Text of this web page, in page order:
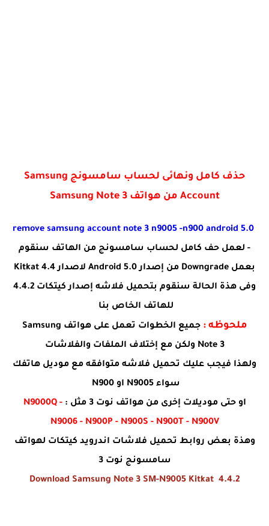
حذف كامل ونهائى لحساب سامسونج Samsung
Account من هواتف Samsung Note 3
- لعمل حف كامل لحساب سامسونج من الهاتف سنقوم
بعمل Downgrade من إصدار Android 5.0 لاصدار Kitkat 4.4
وفى هذة الحالة سنقوم بتحميل فلاشه إصدار كيتكات 4.4.2
للهاتف الخاص بنا
ملحوظه :
جميع الخطوات تعمل على هواتف Samsung
Note 3 ولكن مع إختلاف الملفات والفلاشات
ولهذا فيجب عليك تحميل فلاشه متوافقه مع موديل هاتفك
سواء N9005 او N900
او حتى موديلات إخرى من هواتف نوت 3 مثل :
N9000Q -
N9006 - N900P - N900S - N900T - N900V
وهذة بعض روابط تحميل فلاشات اندرويد كيتكات لهواتف
سامسونج نوت 3
Download Samsung Note 3 SM-N9005 Kitkat 4.4.2